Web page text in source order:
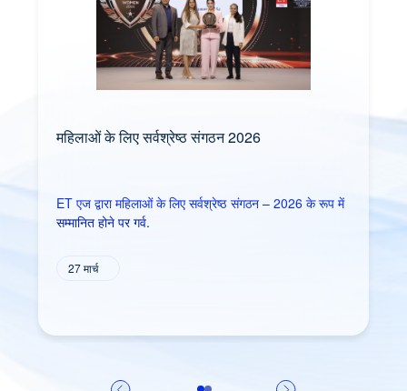
सर्वश्रेष्ठ BFSI ब्रांड 2026
ET एज द्वारा 2026 के सर्वश्रेष्ठ BFSI ब्रांड में से एक के रूप में
सम्‍मानि‍त
16 मार्च